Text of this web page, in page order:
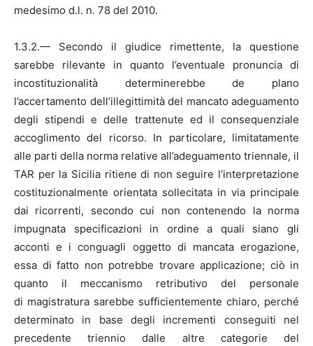
medesimo d.l. n. 78 del 2010.
1.3.2.— Secondo il giudice rimettente, la questione
sarebbe rilevante in quanto l’eventuale pronuncia di
incostituzionalità determinerebbe de plano
l’accertamento dell’illegittimità del mancato adeguamento
degli stipendi e delle trattenute ed il consequenziale
accoglimento del ricorso. In particolare, limitatamente
alle parti della norma relative all’adeguamento triennale, il
TAR per la Sicilia ritiene di non seguire l’interpretazione
costituzionalmente orientata sollecitata in via principale
dai ricorrenti, secondo cui non contenendo la norma
impugnata specificazioni in ordine a quali siano gli
acconti e i conguagli oggetto di mancata erogazione,
essa di fatto non potrebbe trovare applicazione; ciò in
quanto il meccanismo retributivo del personale
di magistratura sarebbe sufficientemente chiaro, perché
determinato in base degli incrementi conseguiti nel
precedente triennio dalle altre categorie del